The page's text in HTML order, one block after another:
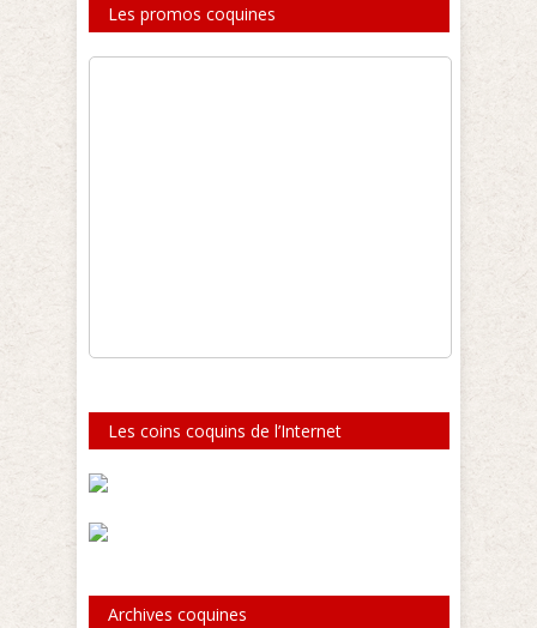
Les promos coquines
Les coins coquins de l’Internet
Archives coquines